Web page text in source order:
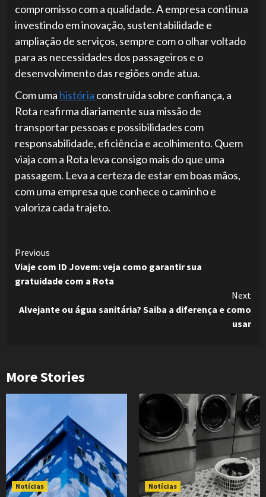
compromisso com a qualidade. A empresa continua
investindo em inovação, sustentabilidade e
ampliação de serviços, sempre com o olhar voltado
para as necessidades dos passageiros e o
desenvolvimento das regiões onde atua.
Com uma história construída sobre confiança, a
Rota reafirma diariamente sua missão de
transportar pessoas e possibilidades com
responsabilidade, eficiência e acolhimento. Quem
viaja com a Rota leva consigo mais do que uma
passagem. Leva a certeza de estar em boas mãos,
com uma empresa que conhece o caminho e
valoriza cada trajeto.
Continue
Reading
Previous
Viaje com ID Jovem: veja como garantir sua
gratuidade com a Rota
Next
Alvejante ou água sanitária? Saiba a diferença e como
usar
More Stories
Notícias Notícias